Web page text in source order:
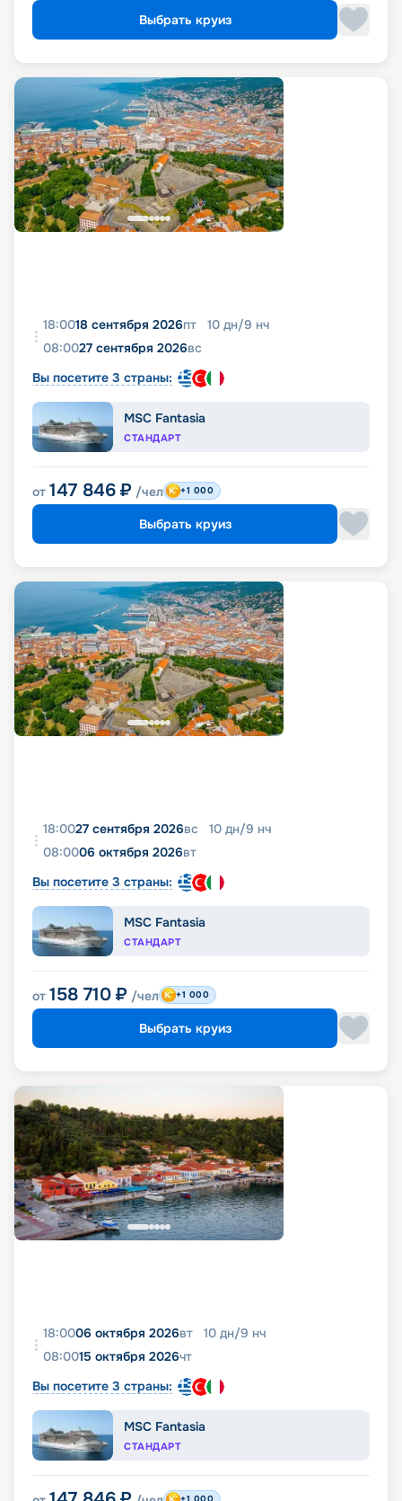
Выбрать круиз
18:0018 сентября 2026пт 10 дн/9 нч
08:0027 сентября 2026вс
Вы посетите 3 страны:
MSC Fantasia
СТАНДАРТ
от 147 846 ₽ /чел +1 000
Выбрать круиз
18:0027 сентября 2026вс 10 дн/9 нч
08:0006 октября 2026вт
Вы посетите 3 страны:
MSC Fantasia
СТАНДАРТ
от 158 710 ₽ /чел +1 000
Выбрать круиз
18:0006 октября 2026вт 10 дн/9 нч
08:0015 октября 2026чт
Вы посетите 3 страны:
MSC Fantasia
СТАНДАРТ